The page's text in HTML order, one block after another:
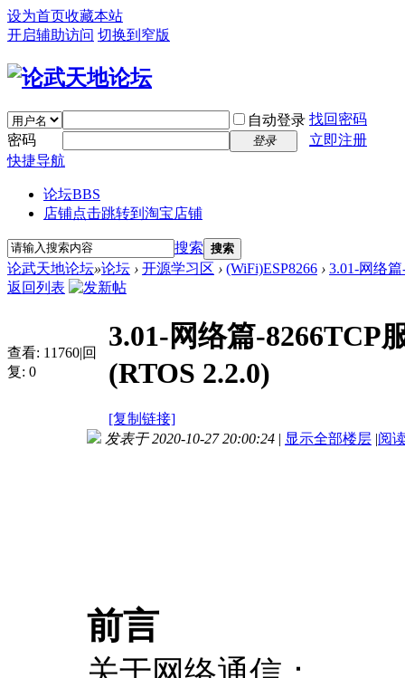
设为首页收藏本站
开启辅助访问 切换到窄版
自动登录 找回密码
密码
登录
立即注册
快捷导航
论坛BBS
店铺点击跳转到淘宝店铺
搜索 搜索
论武天地论坛»论坛 › 开源学习区 › (WiFi)ESP8266 › 3.01-网络
返回列表
查看: 11760|回
复: 0
3.01-网络篇-8266TCP
(RTOS 2.2.0)
[复制链接]
发表于 2020-10-27 20:00:24 | 显示全部楼层 |阅
前言